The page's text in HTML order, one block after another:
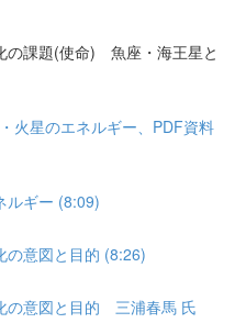
の課題(使命) 魚座・海王星と
火星のエネルギー、PDF資料
ルギー (8:09)
の意図と目的 (8:26)
の意図と目的 三浦春馬 氏